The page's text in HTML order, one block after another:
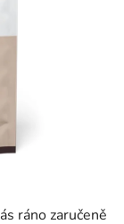
ráno zaručeně